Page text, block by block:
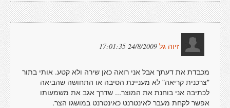
זיוה גל 24/8/2009 17:01:35
מכבדת את דעתך אבל אני רואה כאן שירה ולא קטע. אותי בתור
"צרכנית קריאה" לא מעניינת הסיבה או התחושה שהביאה
לכתיבה אני בוחנת את המוצר... שדרך אגב את משמעותו
אפשר לקחת מעבר לאינטרנט כאינטרנט במושגו הצר.